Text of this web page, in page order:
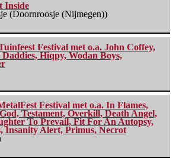
Inside
(Doornroosje (Nijmegen))
Festival met o.a. John Coffey,
Hiqpy, Wodan Boys,
Festival met o.a. In Flames,
Testament, Overkill, Death Angel,
To Prevail, Fit For An Autopsy,
Insanity Alert, Primus, Necrot